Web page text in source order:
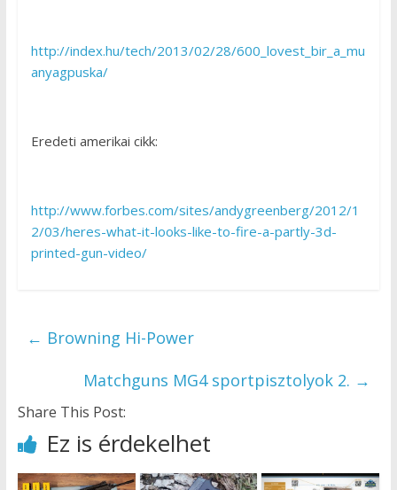
http://index.hu/tech/2013/02/28/600_lovest_bir_a_mu
anyagpuska/
Eredeti amerikai cikk:
http://www.forbes.com/sites/andygreenberg/2012/1
2/03/heres-what-it-looks-like-to-fire-a-partly-3d-
printed-gun-video/
← Browning Hi-Power
Matchguns MG4 sportpisztolyok 2. →
Share This Post:
Ez is érdekelhet